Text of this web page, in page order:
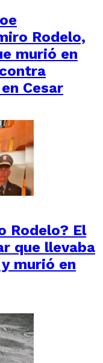
Rodelo,
murió en
Cesar
Rodelo? El
que llevaba
murió en